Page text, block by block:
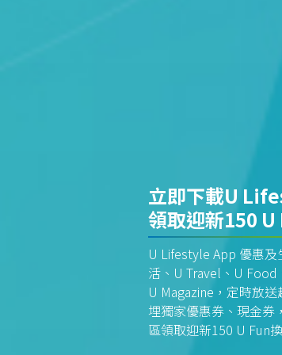
立即下載U
領取迎新150 U
U Lifestyle App 優惠
活、U Travel、U
U Magazine，定時放
埋獨家優惠券、現金
區領取迎新150 U Fun